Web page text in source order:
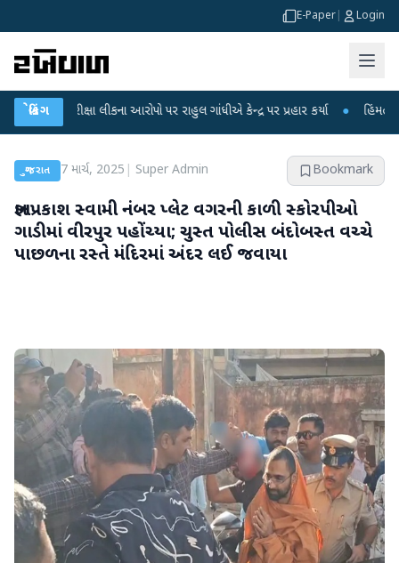
E-Paper Login
બ્રેકિંગ
લીકના આરોપો પર રાહુલ ગાંધીએ કેન્દ્ર પર પ્રહાર કર્યા ● હિંમતનગરમાં
ગુજરાત 7 માર્ચ, 2025 Super Admin Bookmark
જ્ઞાનપ્રકાશ સ્વામી નંબર પ્લેટ વગરની કાળી સ્કોરપીઓ
ગાડીમાં વીરપુર પહોંચ્યા; ચુસ્ત પોલીસ બંદોબસ્ત વચ્ચે
પાછળના રસ્તે મંદિરમાં અંદર લઈ જવાયા